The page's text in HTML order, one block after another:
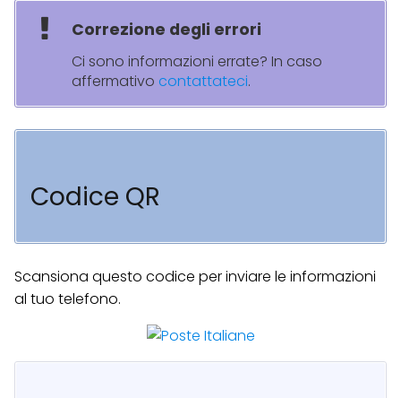
Correzione degli errori
Ci sono informazioni errate? In caso
affermativo contattateci.
Codice QR
Scansiona questo codice per inviare le informazioni
al tuo telefono.